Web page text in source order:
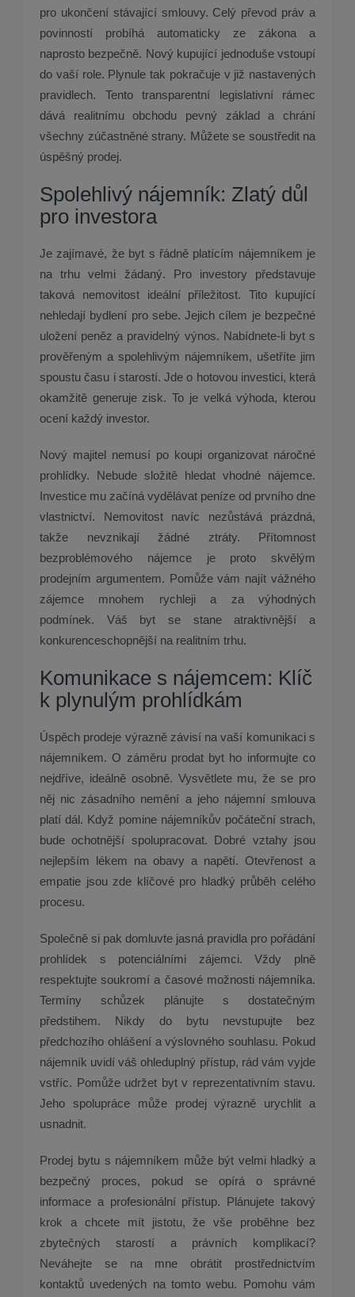
pro ukončení stávající smlouvy. Celý převod práv a
povinností probíhá automaticky ze zákona a
naprosto bezpečně. Nový kupující jednoduše vstoupí
do vaší role. Plynule tak pokračuje v již nastavených
pravidlech. Tento transparentní legislativní rámec
dává realitnímu obchodu pevný základ a chrání
všechny zúčastněné strany. Můžete se soustředit na
úspěšný prodej.
Spolehlivý nájemník: Zlatý důl
pro investora
Je zajímavé, že byt s řádně platícím nájemníkem je
na trhu velmi žádaný. Pro investory představuje
taková nemovitost ideální příležitost. Tito kupující
nehledají bydlení pro sebe. Jejich cílem je bezpečné
uložení peněz a pravidelný výnos. Nabídnete-li byt s
prověřeným a spolehlivým nájemníkem, ušetříte jim
spoustu času i starostí. Jde o hotovou investici, která
okamžitě generuje zisk. To je velká výhoda, kterou
ocení každý investor.
Nový majitel nemusí po koupi organizovat náročné
prohlídky. Nebude složitě hledat vhodné nájemce.
Investice mu začíná vydělávat peníze od prvního dne
vlastnictví. Nemovitost navíc nezůstává prázdná,
takže nevznikají žádné ztráty. Přítomnost
bezproblémového nájemce je proto skvělým
prodejním argumentem. Pomůže vám najít vážného
zájemce mnohem rychleji a za výhodných
podmínek. Váš byt se stane atraktivnější a
konkurenceschopnější na realitním trhu.
Komunikace s nájemcem: Klíč
k plynulým prohlídkám
Úspěch prodeje výrazně závisí na vaší komunikaci s
nájemníkem. O záměru prodat byt ho informujte co
nejdříve, ideálně osobně. Vysvětlete mu, že se pro
něj nic zásadního nemění a jeho nájemní smlouva
platí dál. Když pomine nájemníkův počáteční strach,
bude ochotnější spolupracovat. Dobré vztahy jsou
nejlepším lékem na obavy a napětí. Otevřenost a
empatie jsou zde klíčové pro hladký průběh celého
procesu.
Společně si pak domluvte jasná pravidla pro pořádání
prohlídek s potenciálními zájemci. Vždy plně
respektujte soukromí a časové možnosti nájemníka.
Termíny schůzek plánujte s dostatečným
předstihem. Nikdy do bytu nevstupujte bez
předchozího ohlášení a výslovného souhlasu. Pokud
nájemník uvidí váš ohleduplný přístup, rád vám vyjde
vstříc. Pomůže udržet byt v reprezentativním stavu.
Jeho spolupráce může prodej výrazně urychlit a
usnadnit.
Prodej bytu s nájemníkem může být velmi hladký a
bezpečný proces, pokud se opírá o správné
informace a profesionální přístup. Plánujete takový
krok a chcete mít jistotu, že vše proběhne bez
zbytečných starostí a právních komplikací?
Neváhejte se na mne obrátit prostřednictvím
kontaktů uvedených na tomto webu. Pomohu vám